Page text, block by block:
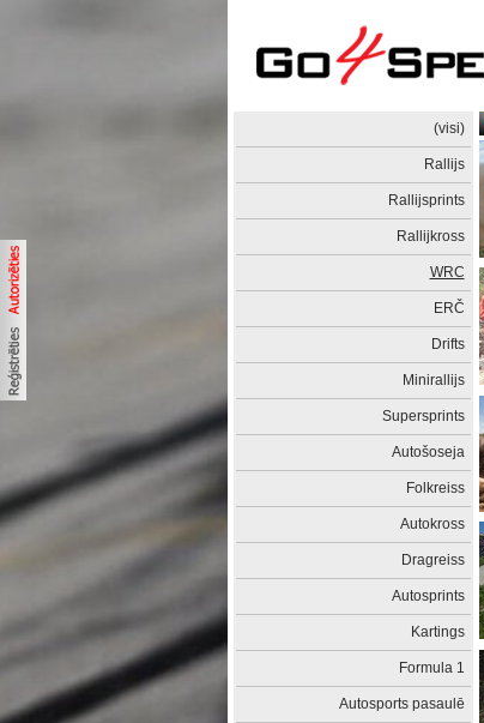
(visi)
Rallijs
Rallijsprints
Rallijkross
WRC
ERČ
Drifts
Minirallijs
Supersprints
Autošoseja
Folkreiss
Autokross
Dragreiss
Autosprints
Kartings
Formula 1
Autosports pasaulē